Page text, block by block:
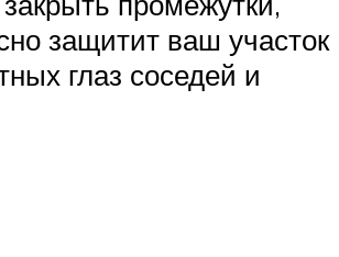
защитит ваш участок
глаз соседей и